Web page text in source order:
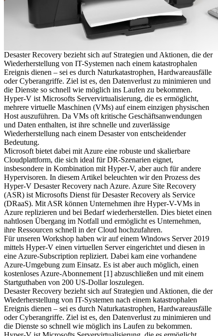
Desaster Recovery bezieht sich auf Strategien und Aktionen, die der
Wiederherstellung von IT-Systemen nach einem katastrophalen
Ereignis dienen – sei es durch Naturkatastrophen, Hardwareausfälle
oder Cyberangriffe. Ziel ist es, den Datenverlust zu minimieren und
die Dienste so schnell wie möglich ins Laufen zu bekommen.
Hyper-V ist Microsofts Servervirtualisierung, die es ermöglicht,
mehrere virtuelle Maschinen (VMs) auf einem einzigen physischen
Host auszuführen. Da VMs oft kritische Geschäftsanwendungen
und Daten enthalten, ist ihre schnelle und zuverlässige
Wiederherstellung nach einem Desaster von entscheidender
Bedeutung.
Microsoft bietet dabei mit Azure eine robuste und skalierbare
Cloudplattform, die sich ideal für DR-Szenarien eignet,
insbesondere in Kombination mit Hyper-V, aber auch für andere
Hypervisoren. In diesem Artikel beleuchten wir den Prozess des
Hyper-V Desaster Recovery nach Azure. Azure Site Recovery
(ASR) ist Microsofts Dienst für Desaster Recovery als Service
(DRaaS). Mit ASR können Unternehmen ihre Hyper-V-VMs in
Azure replizieren und bei Bedarf wiederherstellen. Dies bietet einen
nahtlosen Übergang im Notfall und ermöglicht es Unternehmen,
ihre Ressourcen schnell in der Cloud hochzufahren.
Für unseren Workshop haben wir auf einem Windows Server 2019
mittels Hyper-V einen virtuellen Server eingerichtet und diesen in
eine Azure-Subscription repliziert. Dabei kam eine vorhandene
Azure-Umgebung zum Einsatz. Es ist aber auch möglich, einen
kostenloses Azure-Abonnement [1] abzuschließen und mit einem
Startguthaben von 200 US-Dollar loszulegen.
Desaster Recovery bezieht sich auf Strategien und Aktionen, die der
Wiederherstellung von IT-Systemen nach einem katastrophalen
Ereignis dienen – sei es durch Naturkatastrophen, Hardwareausfälle
oder Cyberangriffe. Ziel ist es, den Datenverlust zu minimieren und
die Dienste so schnell wie möglich ins Laufen zu bekommen.